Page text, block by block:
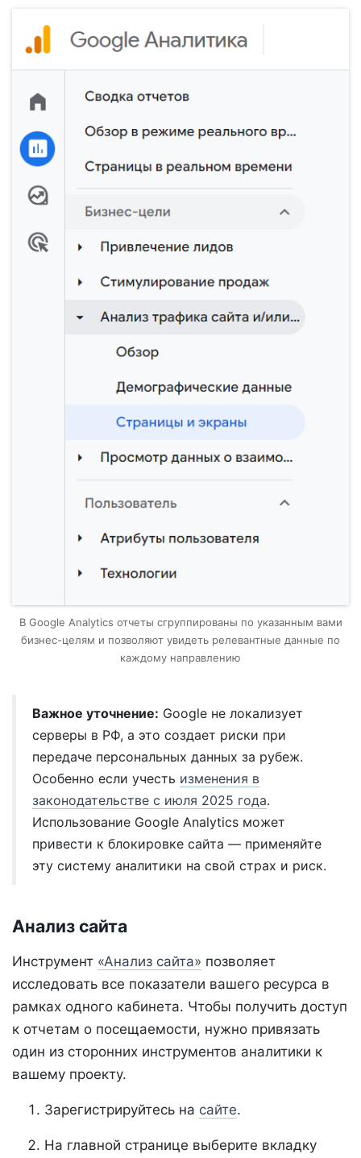
В Google Analytics отчеты сгруппированы по указанным вами
бизнес-целям и позволяют увидеть релевантные данные по
каждому направлению
Важное уточнение: Google не локализует
серверы в РФ, а это создает риски при
передаче персональных данных за рубеж.
Особенно если учесть изменения в
законодательстве с июля 2025 года.
Использование Google Analytics может
привести к блокировке сайта — применяйте
эту систему аналитики на свой страх и риск.
Анализ сайта
Инструмент «Анализ сайта» позволяет
исследовать все показатели вашего ресурса в
рамках одного кабинета. Чтобы получить доступ
к отчетам о посещаемости, нужно привязать
один из сторонних инструментов аналитики к
вашему проекту.
Зарегистрируйтесь на сайте.
На главной странице выберите вкладку